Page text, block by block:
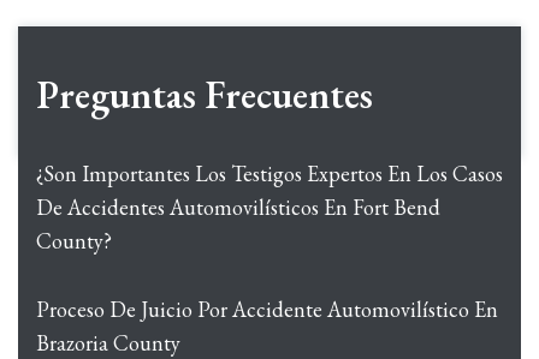
Preguntas Frecuentes
¿Son Importantes Los Testigos Expertos En Los Casos
De Accidentes Automovilísticos En Fort Bend
County?
Proceso De Juicio Por Accidente Automovilístico En
Brazoria County